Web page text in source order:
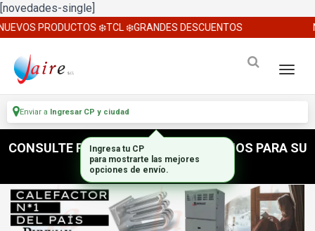
[novedades-single]
PRODUCTOS ❄️TCL ❄️GRANDES DESCUENTOS
Enviar a Ingresar CP y ciudad
CONSULTE POR ACCESORIOS E INSUMOS PARA SU
INSTALACION
Ingresa tu CP
para mostrarte las mejores
opciones de envío.